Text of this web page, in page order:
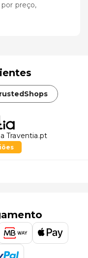
preço,
Traventia.pt